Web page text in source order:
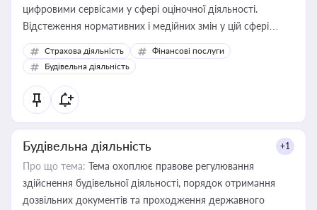
цифровими сервісами у сфері оціночної діяльності.
Відстеження нормативних і медійних змін у цій сфері
корисне для власника бізнесу, керівника, юриста або
бухгалтера під час оподаткування, приватизації, оренди
державного майна, корпоративних угод і перевірки
статусу суб'єктів оціночної діяльності
Страхова діяльність
Фінансові послуги
Будівельна діяльність
Будівельна діяльність +1
Про що тема: Тема охоплює правове регулювання
здійснення будівельної діяльності, порядок отримання
дозвільних документів та проходження державного